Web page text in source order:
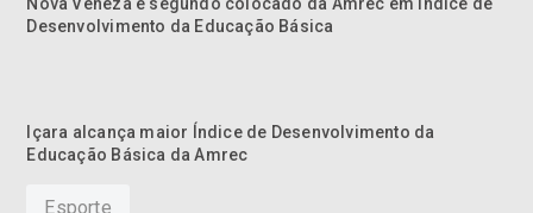
Desenvolvimento da Educação Básica
Içara alcança maior Índice de Desenvolvimento da
Educação Básica da Amrec
Esporte